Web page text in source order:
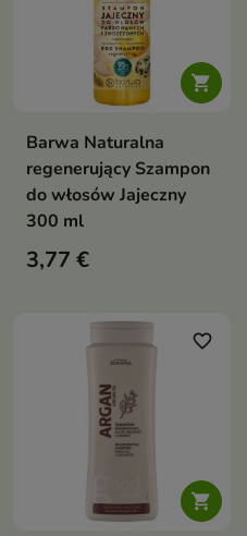

Barwa Naturalna
regenerujący Szampon
do włosów Jajeczny
300 ml
3,77 €

favorite_border